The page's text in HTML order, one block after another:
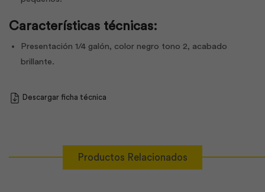
Características técnicas:
Presentación 1/4 galón, color negro tono 2, acabado
brillante.
Descargar ficha técnica
Productos Relacionados